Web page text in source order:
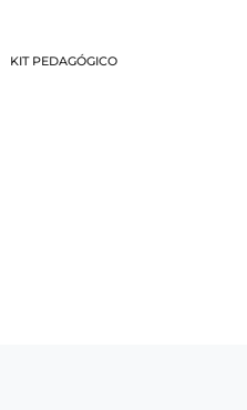
KIT PEDAGÓGICO